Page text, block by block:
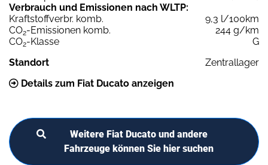
Verbrauch und Emissionen nach WLTP:
Kraftstoffverbr. komb.
9,3 l/100km
CO2-Emissionen komb.
244 g/km
CO2-Klasse
G
Standort
Zentrallager
Details zum Fiat Ducato anzeigen
Weitere Fiat Ducato und andere
Fahrzeuge können Sie hier suchen